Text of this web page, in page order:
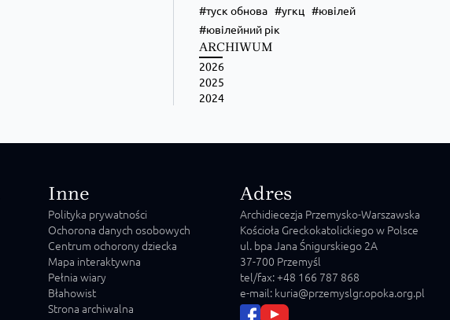
туск обнова
угкц
ювілей
ювілейний рік
ARCHIWUM
2026
2025
2024
Inne
Polityka prywatności
Ochorona danych osobowych
Centrum ochorony dziecka
Mapa interaktywna
Pełnia wiary
Błahowist
Strona archiwalna
Adres
Archidiecezja Przemysko-Warszawska
Kościoła Greckokatolickiego w Polsce
ul. bpa Jana Śnigurskiego 2A
37-700 Przemyśl
tel/fax: +48 166 787 868
e-mail: kuria@przemyslgr.opoka.org.pl